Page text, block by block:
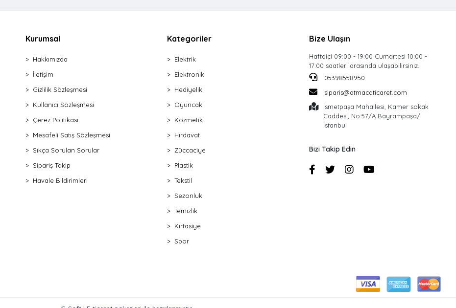
Kurumsal
Hakkımızda
İletişim
Gizlilik Sözleşmesi
Kullanıcı Sözleşmesi
Çerez Politikası
Mesafeli Satış Sözleşmesi
Sıkça Sorulan Sorular
Sipariş Takip
Havale Bildirimleri
Kategoriler
Elektrik
Elektronik
Hediyelik
Oyuncak
Kozmetik
Hırdavat
Züccaciye
Plastik
Tekstil
Sezonluk
Temizlik
Kırtasiye
Spor
Bize Ulaşın
Haftaiçi 09:00 - 19:00 Cumartesi 10:00 -
17:00 saatleri arasında ulaşabilirsiniz.
05398558950
siparis@atmacaticaret.com
İsmetpaşa Mahallesi, Kamer sokak
Caddesi, No:57/A Bayrampaşa/
İstanbul
Bizi Takip Edin